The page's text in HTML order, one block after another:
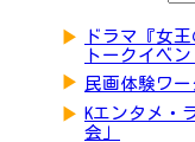
▶
ドラマ『女
トークイベン
▶ 民画体験ワ
▶ Kエンタメ・
会」